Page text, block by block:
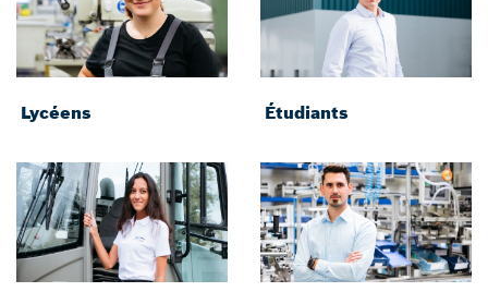
Lycéens Étudiants